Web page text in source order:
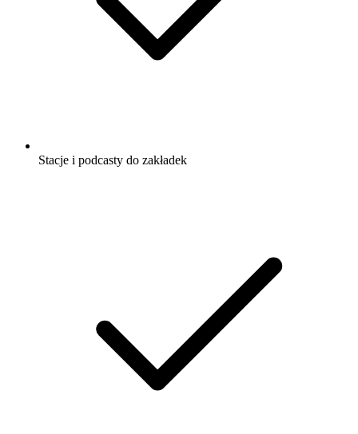
Stacje i podcasty do zakładek